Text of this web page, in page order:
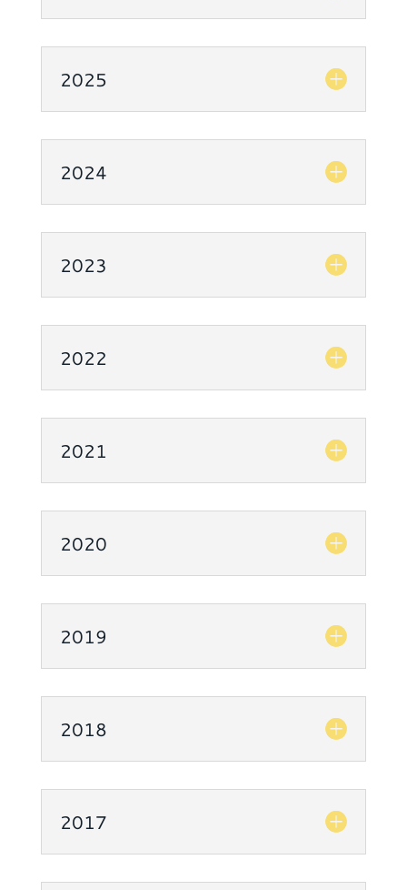
2025
2024
2023
2022
2021
2020
2019
2018
2017